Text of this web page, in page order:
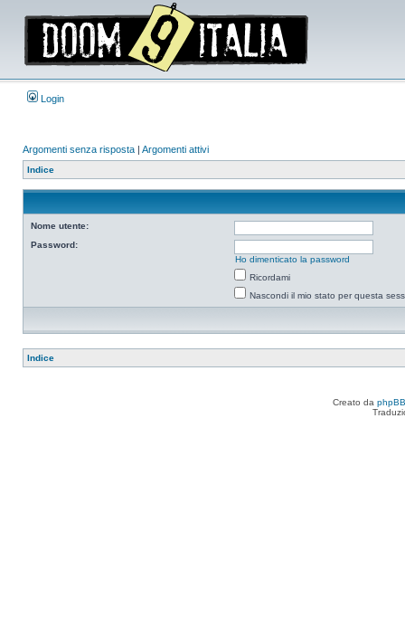
Login
Argomenti senza risposta | Argomenti attivi
Indice
Nome utente:
Password:
Ho dimenticato la password
Ricordami
Nascondi il mio stato per questa
Indice
Creato da phpBB